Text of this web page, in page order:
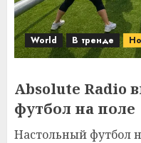
World В тренде
Absolute Radio
футбол на поле
Настольный футбол